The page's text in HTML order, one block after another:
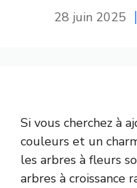
28 juin 2025
Si vous cherchez à
couleurs et un
les arbres à fleurs
arbres à croissance